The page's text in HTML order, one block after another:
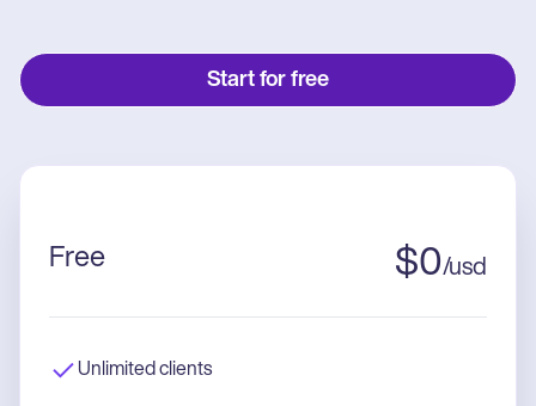
Start for free
Free $0/usd
Unlimited clients